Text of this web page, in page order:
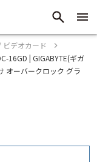
ビデオカード
16GD | GIGABYTE(ギガ
オーバークロック グラ